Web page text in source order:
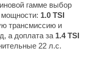
гамме выбор
мощности: 1.0 TSI
трансмиссию и
а доплата за 1.4 TSI
22 л.с.